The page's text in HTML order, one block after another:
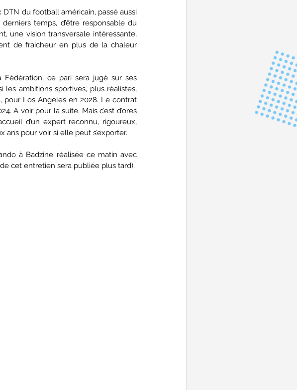
DTN du football américain, passé aussi
temps, d’être responsable du
une vision transversale intéressante,
de fraicheur en plus de la chaleur
ce pari sera jugé sur ses
les ambitions sportives, plus réalistes,
pour Los Angeles en 2028. Le contrat
A voir pour la suite. Mais c’est d’ores
d’un expert reconnu, rigoureux,
pour voir si elle peut s’exporter.
à Badzine réalisée ce matin avec
cet entretien sera publiée plus tard).